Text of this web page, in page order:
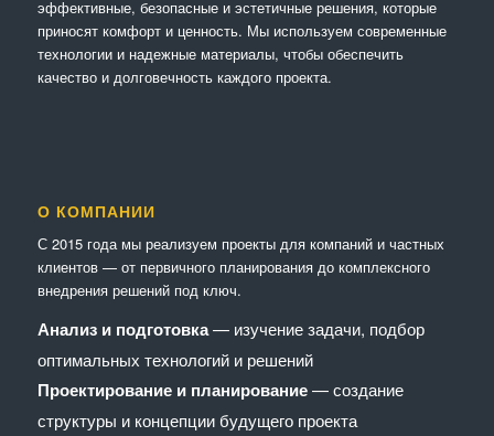
эффективные, безопасные и эстетичные решения, которые
приносят комфорт и ценность. Мы используем современные
технологии и надежные материалы, чтобы обеспечить
качество и долговечность каждого проекта.
О КОМПАНИИ
С 2015 года мы реализуем проекты для компаний и частных
клиентов — от первичного планирования до комплексного
внедрения решений под ключ.
Анализ и подготовка— изучение задачи, подбор
оптимальных технологий и решений
Проектирование и планирование— создание
структуры и концепции будущего проекта